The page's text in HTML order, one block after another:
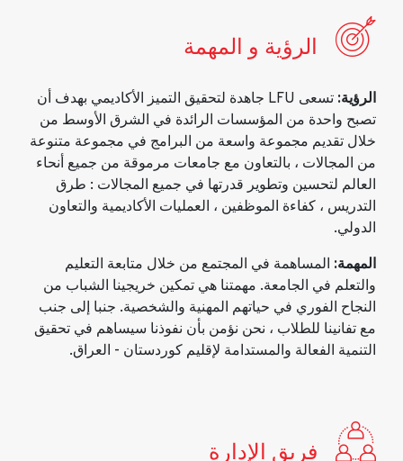
الرؤية و المهمة
الرؤية:
تسعى LFU جاهدة لتحقيق التميز الأكاديمي بهدف أن
تصبح واحدة من المؤسسات الرائدة في الشرق الأوسط من
خلال تقديم مجموعة واسعة من البرامج في مجموعة متنوعة
من المجالات ، بالتعاون مع جامعات مرموقة من جميع أنحاء
العالم لتحسين وتطوير قدرتها في جميع المجالات : طرق
التدريس ، كفاءة الموظفين ، العمليات الأكاديمية والتعاون
الدولي.
المهمة: المساهمة في المجتمع من خلال متابعة التعليم
والتعلم في الجامعة. مهمتنا هي تمكين خريجينا الشباب من
النجاح الفوري في حياتهم المهنية والشخصية. جنبا إلى جنب
مع تفانينا للطلاب ، نحن نؤمن بأن نفوذنا سيساهم في تحقيق
التنمية الفعالة والمستدامة لإقليم كوردستان - العراق.
فريق الإدارة